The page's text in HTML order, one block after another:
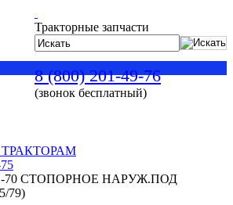
Тракторные запчасти
8 (800) 201-49-76
(звонок бесплатный)
70 СТОПОРНОЕ НАРУЖ.ПОД
79)